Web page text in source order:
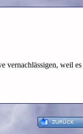
vernachlässigen, weil